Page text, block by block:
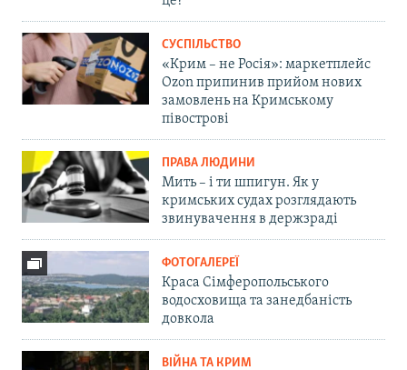
СУСПІЛЬСТВО
«Крим – не Росія»: маркетплейс
Ozon припинив прийом нових
замовлень на Кримському
півострові
ПРАВА ЛЮДИНИ
Мить – і ти шпигун. Як у
кримських судах розглядають
звинувачення в держзраді
ФОТОГАЛЕРЕЇ
Краса Сімферопольського
водосховища та занедбаність
довкола
ВІЙНА ТА КРИМ